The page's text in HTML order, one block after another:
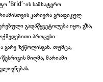
‘Brid’-ის სამხატვრო
კარიერა გრაფიკულ
გადაწყვეტილება იყო, გზა,
პროცესი
გარე ზეწოლისგან. თუმცა,
მიღმა, მარიამი